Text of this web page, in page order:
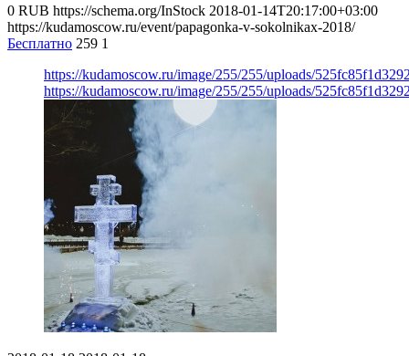
0 RUB https://schema.org/InStock 2018-01-14T20:17:00+03:00
https://kudamoscow.ru/event/papagonka-v-sokolnikax-2018/
Бесплатно 259 1
https://kudamoscow.ru/image/255/255/uploads/
https://kudamoscow.ru/image/255/255/uploads/